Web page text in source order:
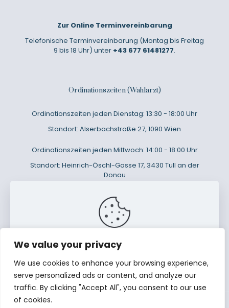
We value your privacy
We use cookies to enhance your browsing experience,
serve personalized ads or content, and analyze our
traffic. By clicking "Accept All", you consent to our use
of cookies.
Zur Online Terminvereinbarung
Telefonische Terminvereinbarung (Montag bis Freitag
9 bis 18 Uhr) unter +43 677 61481277.
Ordinationszeiten (Wahlarzt)
Ordinationszeiten jeden Dienstag: 13:30 - 18:00 Uhr
Standort: Alserbachstraße 27, 1090 Wien
Ordinationszeiten jeden Mittwoch: 14:00 - 18:00 Uhr
Standort: Heinrich-Öschl-Gasse 17, 3430 Tull an der
Donau
This website uses cookies to improve your
Data Protection Policy.
Read more